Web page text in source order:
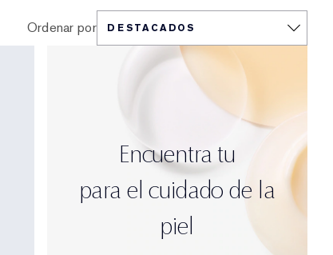
Ordenar por
Encuentra tu
para el cuidado de la
piel